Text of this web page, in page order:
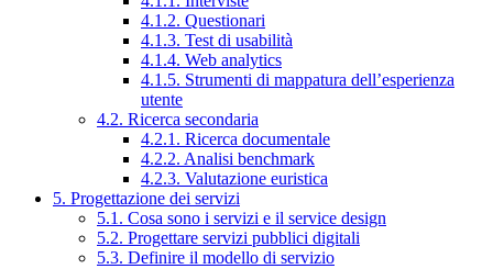
4.1.2. Questionari
4.1.3. Test di usabilità
4.1.4. Web analytics
4.1.5. Strumenti di mappatura dell’esperienza
utente
4.2. Ricerca secondaria
4.2.1. Ricerca documentale
4.2.2. Analisi benchmark
4.2.3. Valutazione euristica
5. Progettazione dei servizi
5.1. Cosa sono i servizi e il service design
5.2. Progettare servizi pubblici digitali
5.3. Definire il modello di servizio